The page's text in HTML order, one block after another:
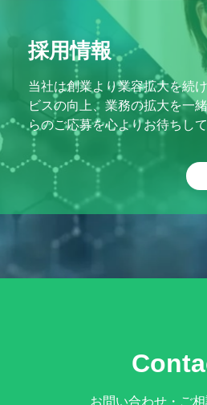
採用情報
当社は創業より業容拡大を続
ビスの向上、業務の拡大を一
らのご応募を心よりお待ちして
お問い合わせ・ご